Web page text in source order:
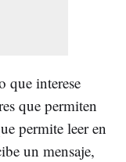
que interese
que permiten
permite leer en
un mensaje,